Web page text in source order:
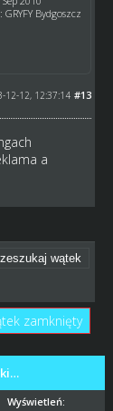
Bydgoszcz
#13
12-12, 12:37:14
a
zamknięty
Wyświetleń: